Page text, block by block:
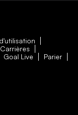
Carrières
Goal Live Parier